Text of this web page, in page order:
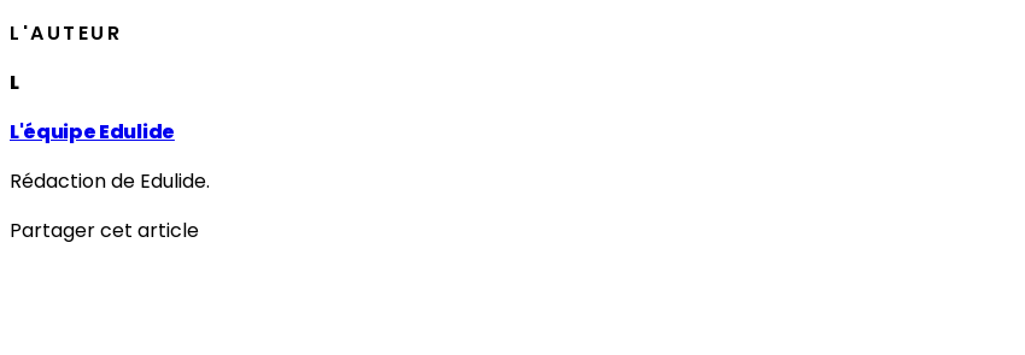
L'AUTEUR
L
L'équipe Edulide
Rédaction de Edulide.
Partager cet article